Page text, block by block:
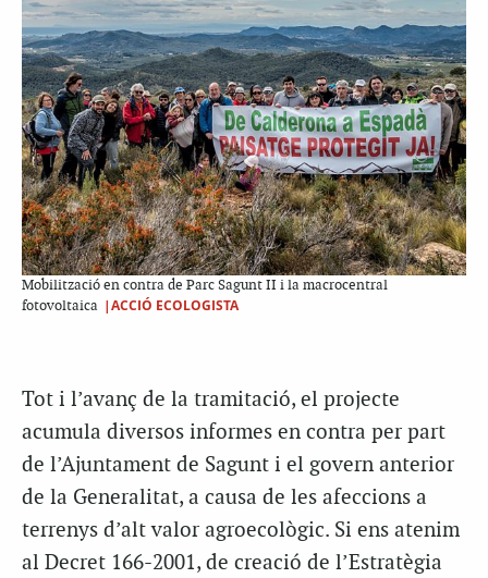
Mobilització en contra de Parc Sagunt II i la macrocentral
fotovoltaica |ACCIÓ ECOLOGISTA
Tot i l’avanç de la tramitació, el projecte
acumula diversos informes en contra per part
de l’Ajuntament de Sagunt i el govern anterior
de la Generalitat, a causa de les afeccions a
terrenys d’alt valor agroecològic. Si ens atenim
al Decret 166-2001, de creació de l’Estratègia